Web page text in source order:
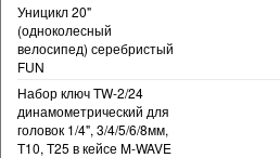
Уницикл 20"
(одноколесный
велосипед) серебристый
FUN
Набор ключ TW-2/24
динамометрический для
головок 1/4", 3/4/5/6/8мм,
T10, T25 в кейсе M-WAVE